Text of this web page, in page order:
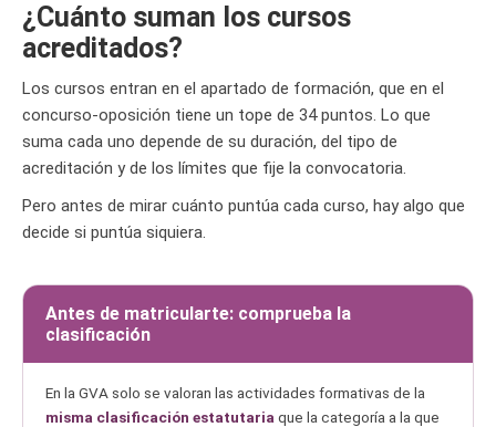
¿Cuánto suman los cursos
acreditados?
Los cursos entran en el apartado de formación, que en el
concurso-oposición tiene un tope de 34 puntos. Lo que
suma cada uno depende de su duración, del tipo de
acreditación y de los límites que fije la convocatoria.
Pero antes de mirar cuánto puntúa cada curso, hay algo que
decide si puntúa siquiera.
Antes de matricularte: comprueba la
clasificación
En la GVA solo se valoran las actividades formativas de la
misma clasificación estatutaria que la categoría a la que